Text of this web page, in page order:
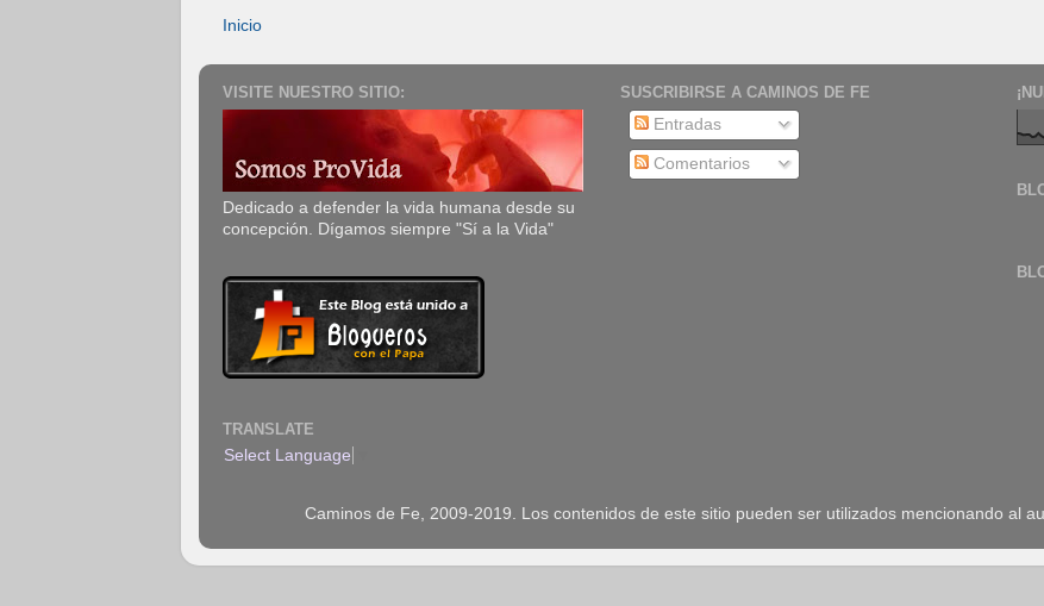
Inicio
VISITE NUESTRO SITIO:
Dedicado a defender la vida humana desde su
concepción. Dígamos siempre "Sí a la Vida"
TRANSLATE
Select Language
SUSCRIBIRSE A CAMINOS DE FE
Entradas
Comentarios
Caminos de Fe, 2009-2019. Los contenidos de este sitio pueden ser utilizados mencionando al